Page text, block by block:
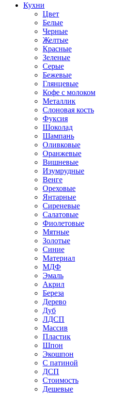
Кухни
Цвет
Белые
Черные
Желтые
Красные
Зеленые
Серые
Бежевые
Глянцевые
Кофе с молоком
Металлик
Слоновая кость
Фуксия
Шоколад
Шампань
Оливковые
Оранжевые
Вишневые
Изумрудные
Венге
Ореховые
Янтарные
Сиреневые
Салатовые
Фиолетовые
Мятные
Золотые
Синие
Материал
МДФ
Эмаль
Акрил
Береза
Дерево
Дуб
ЛДСП
Массив
Пластик
Шпон
Экошпон
С патиной
ДСП
Стоимость
Дешевые